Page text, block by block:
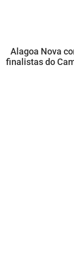
Alagoa Nova
finalistas do